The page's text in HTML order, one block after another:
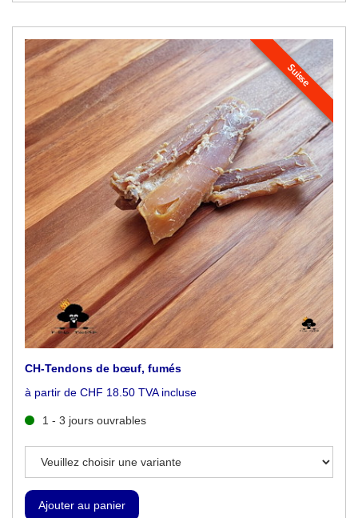
Suisse
CH-Tendons de bœuf, fumés
à partir de CHF 18.50 TVA incluse
1 - 3 jours ouvrables